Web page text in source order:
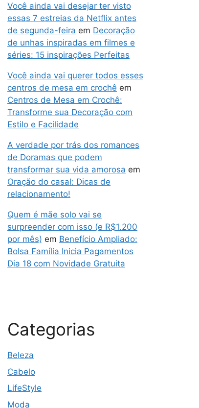
Você ainda vai desejar ter visto
essas 7 estreias da Netflix antes
de segunda-feira em Decoração
de unhas inspiradas em filmes e
séries: 15 inspirações Perfeitas
Você ainda vai querer todos esses
centros de mesa em crochê em
Centros de Mesa em Crochê:
Transforme sua Decoração com
Estilo e Facilidade
A verdade por trás dos romances
de Doramas que podem
transformar sua vida amorosa em
Oração do casal: Dicas de
relacionamento!
Quem é mãe solo vai se
surpreender com isso (e R$1.200
por mês) em Benefício Ampliado:
Bolsa Família Inicia Pagamentos
Dia 18 com Novidade Gratuita
Categorias
Beleza
Cabelo
LifeStyle
Moda